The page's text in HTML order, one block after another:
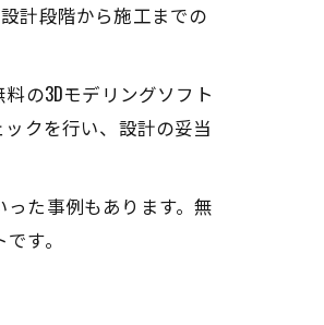
計段階から施工までの
の3Dモデリングソフト
クを行い、設計の妥当
た事例もあります。無
す。